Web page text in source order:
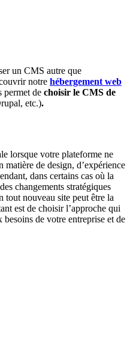
un CMS autre que
notre hébergement web
permet de choisir le CMS de
etc.).
lorsque votre plateforme ne
matière de design, d’expérience
dans certains cas où la
changements stratégiques
tout nouveau site peut être la
est de choisir l’approche qui
de votre entreprise et de